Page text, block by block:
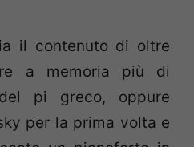
il contenuto di oltre
a memoria più di
pi greco, oppure
per la prima volta e